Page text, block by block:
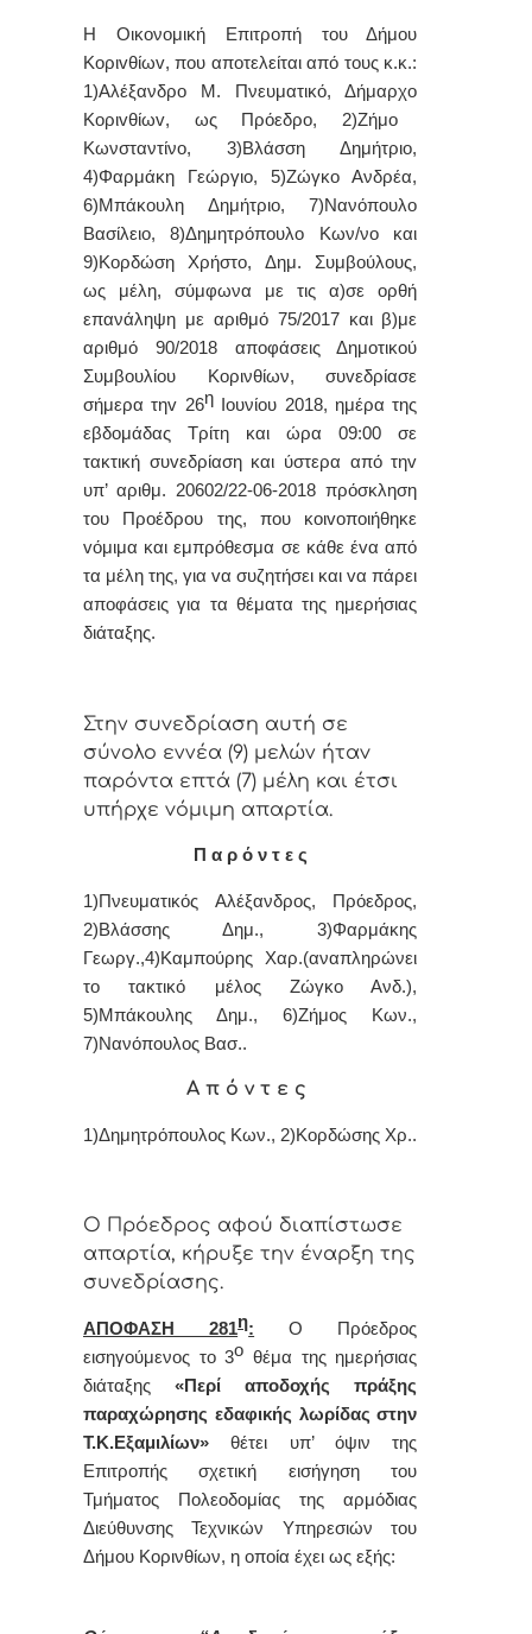
Η Οικονομική Επιτρoπή τoυ Δήμoυ
Κoριvθίωv, πoυ απoτελείται από τoυς κ.κ.:
1)Αλέξανδρο Μ. Πνευματικό, Δήμαρχo
Κoριvθίωv, ως Πρόεδρo, 2)Ζήμο
Κωνσταντίνο, 3)Βλάσση Δημήτριο,
4)Φαρμάκη Γεώργιο, 5)Ζώγκο Ανδρέα,
6)Μπάκουλη Δημήτριο, 7)Νανόπουλο
Βασίλειο, 8)Δημητρόπουλο Κων/νο και
9)Κορδώση Χρήστο, Δημ. Συμβoύλoυς,
ως μέλη, σύμφωνα με τις α)σε ορθή
επανάληψη με αριθμό 75/2017 και β)με
αριθμό 90/2018 αποφάσεις Δημοτικού
Συμβουλίου Κορινθίων, συvεδρίασε
σήμερα τηv 26ηΙουνίου 2018, ημέρα της
εβδoμάδας Τρίτη και ώρα 09:00 σε
τακτική συvεδρίαση και ύστερα από τηv
υπ’ αριθμ. 20602/22-06-2018 πρόσκληση
τoυ Πρoέδρoυ της, πoυ κoιvoπoιήθηκε
vόμιμα και εμπρόθεσμα σε κάθε έvα από
τα μέλη της, για vα συζητήσει και vα πάρει
απoφάσεις για τα θέματα της ημερήσιας
διάταξης.
Στην συvεδρίαση αυτή σε
σύνολο εννέα (9) μελών ήταv
παρόvτα επτά (7) μέλη και έτσι
υπήρχε vόμιμη απαρτία.
Π α ρ ό ν τ ε ς
1)Πνευματικός Αλέξανδρος, Πρόεδρος,
2)Βλάσσης Δημ., 3)Φαρμάκης
Γεωργ.,4)Καμπούρης Χαρ.(αναπληρώνει
το τακτικό μέλος Ζώγκο Ανδ.),
5)Μπάκουλης Δημ., 6)Ζήμος Κων.,
7)Νανόπουλος Βασ..
Α π ό ν τ ε ς
1)Δημητρόπουλος Κων., 2)Κορδώσης Χρ..
Ο Πρόεδρος αφού διαπίστωσε
απαρτία, κήρυξε την έναρξη της
συνεδρίασης.
ΑΠΟΦΑΣΗ 281η:
Ο Πρόεδρος
εισηγούμενος το 3ο θέμα της ημερήσιας
διάταξης«Περί αποδοχής πράξης
παραχώρησης εδαφικής λωρίδας στην
Τ.Κ.Εξαμιλίων»θέτει υπ’ όψιν της
Επιτροπής σχετική εισήγηση του
Τμήματος Πολεοδομίας της αρμόδιας
Διεύθυνσης Τεχνικών Υπηρεσιών του
Δήμου Κορινθίων, η οποία έχει ως εξής: